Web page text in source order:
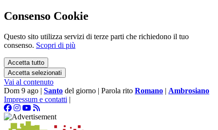
Consenso Cookie
Questo sito utilizza servizi di terze parti che richiedono il tuo
consenso. Scopri di più
Accetta tutto
Accetta selezionati
Vai al contenuto
Dom 9 ago | Santo del giorno | Parola rito Romano | Ambrosiano
Impressum e contatti |